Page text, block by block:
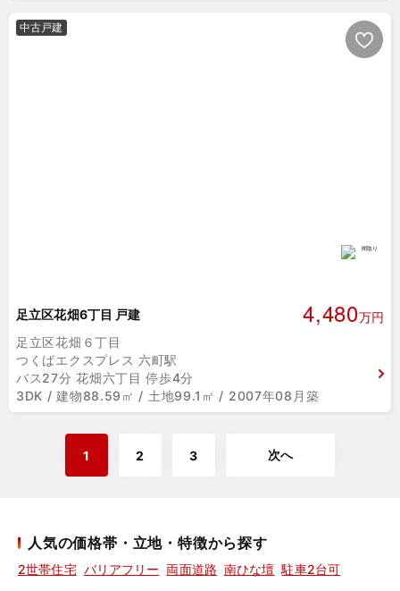
中古戸建
足立区花畑6丁目 戸建 4,480万円
足立区花畑６丁目
つくばエクスプレス 六町駅
バス27分 花畑六丁目 停歩4分
3DK / 建物88.59㎡ / 土地99.1㎡ / 2007年08月築
1 2 3 次へ
人気の価格帯・立地・特徴から探す
2世帯住宅 バリアフリー 両面道路 南ひな壇 駐車2台可